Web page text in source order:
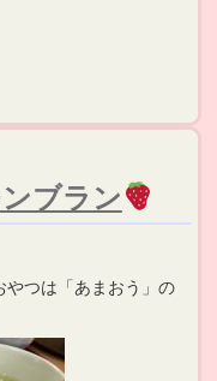
ブラン
やつは「あまおう」の